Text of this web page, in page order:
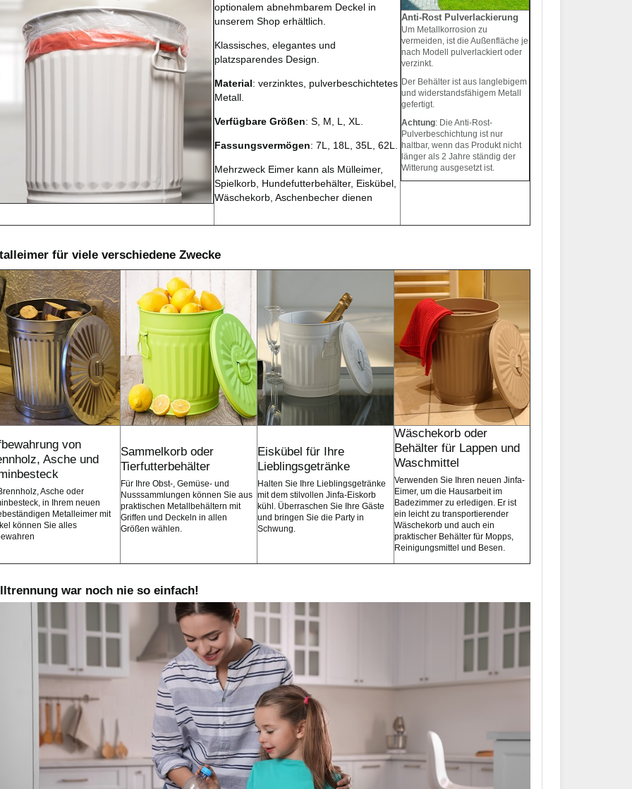
optionalem abnehmbarem Deckel in
unserem Shop erhältlich.
Klassisches, elegantes und
platzsparendes Design.
Material: verzinktes, pulverbeschichtetes
Metall.
Verfügbare Größen: S, M, L, XL.
Fassungsvermögen: 7L, 18L, 35L, 62L.
Mehrzweck Eimer kann als Mülleimer,
Spielkorb, Hundefutterbehälter, Eiskübel,
Wäschekorb, Aschenbecher dienen
Anti-Rost Pulverlackierung
Um Metallkorrosion zu
vermeiden, ist die Außenfläche je
nach Modell pulverlackiert oder
verzinkt.
Der Behälter ist aus langlebigem
und widerstandsfähigem Metall
gefertigt.
Achtung: Die Anti-Rost-
Pulverbeschichtung ist nur
haltbar, wenn das Produkt nicht
länger als 2 Jahre ständig der
Witterung ausgesetzt ist.
für viele verschiedene Zwecke
von
Asche und
Asche oder
in Ihrem neuen
Metalleimer mit
können Sie alles
Sammelkorb oder
Tierfutterbehälter
Für Ihre Obst-, Gemüse- und
Nusssammlungen können Sie aus
praktischen Metallbehältern mit
Griffen und Deckeln in allen
Größen wählen.
Eiskübel für Ihre
Lieblingsgetränke
Halten Sie Ihre Lieblingsgetränke
mit dem stilvollen Jinfa-Eiskorb
kühl. Überraschen Sie Ihre Gäste
und bringen Sie die Party in
Schwung.
Wäschekorb oder
Behälter für Lappen und
Waschmittel
Verwenden Sie Ihren neuen Jinfa-
Eimer, um die Hausarbeit im
Badezimmer zu erledigen. Er ist
ein leicht zu transportierender
Wäschekorb und auch ein
praktischer Behälter für Mopps,
Reinigungsmittel und Besen.
war noch nie so einfach!